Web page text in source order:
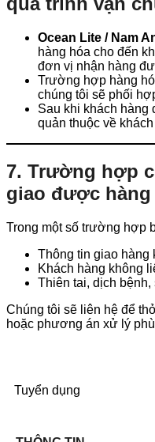
Ocean Lite / Nam
hàng hóa cho đến
đơn vị nhận hàng
Trường hợp hàng
chúng tôi sẽ phối
Sau khi khách hàng
quản thuộc về
7. Trường hợp
giao được hàng
Trong một số trường hợp
Thông tin giao hàng
Khách hàng không
Thiên tai, dịch
Chúng tôi sẽ liên hệ để
hoặc phương án xử lý
Tuyển dụng